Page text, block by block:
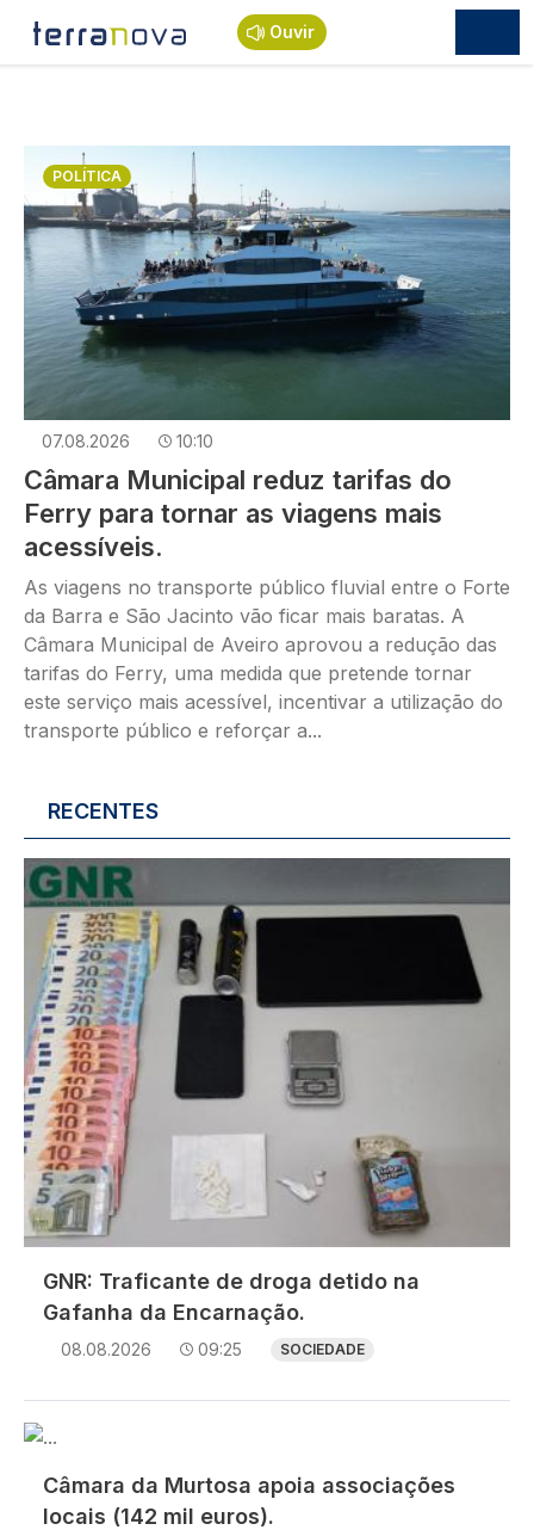
Passar para o conteúdo principal
Ouvir
Imagem
POLÍTICA
07.08.2026 10:10
Câmara Municipal reduz tarifas do
Ferry para tornar as viagens mais
acessíveis.
As viagens no transporte público fluvial entre o Forte
da Barra e São Jacinto vão ficar mais baratas. A
Câmara Municipal de Aveiro aprovou a redução das
tarifas do Ferry, uma medida que pretende tornar
este serviço mais acessível, incentivar a utilização do
transporte público e reforçar a...
RECENTES
Imagem
GNR: Traficante de droga detido na
Gafanha da Encarnação.
08.08.2026 09:25 SOCIEDADE
Imagem
Câmara da Murtosa apoia associações
locais (142 mil euros).